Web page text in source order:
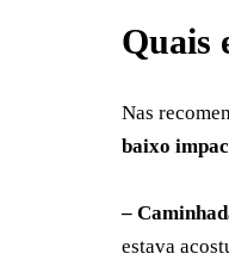
Quais
Nas
baixo
–
estava